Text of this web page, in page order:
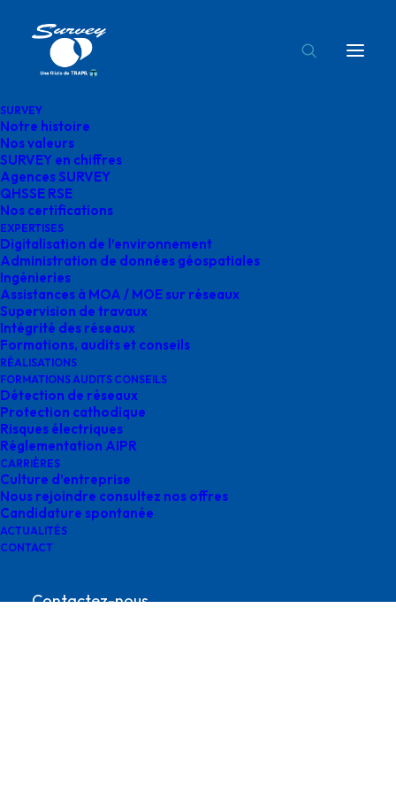
SURVEY
Notre histoire
Nos valeurs
SURVEY en chiffres
Agences SURVEY
QHSSE RSE
Nos certifications
EXPERTISES
Digitalisation de l’environnement
Administration de données géospatiales
Ingénieries
Assistances à MOA / MOE sur réseaux
Supervision de travaux
Intégrité des réseaux
Formations, audits et conseils
RÉALISATIONS
FORMATIONS AUDITS CONSEILS
Détection de réseaux
Protection cathodique
Risques électriques
Réglementation AIPR
CARRIÈRES
Culture d’entreprise
Nous rejoindre consultez nos offres
Candidature spontanée
ACTUALITÉS
CONTACT
Contactez-nous
TRIGONE
février 17, 2025 | Byo.bensoussan@gegg.fr
TRIGONE